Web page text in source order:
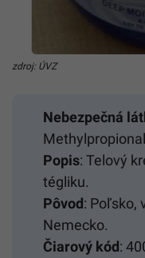
zdroj: ÚVZ
Nebezpečná
Methylpropional
Popis: Telový
tégliku.
Pôvod: Poľsko,
Nemecko.
Čiarový kód: